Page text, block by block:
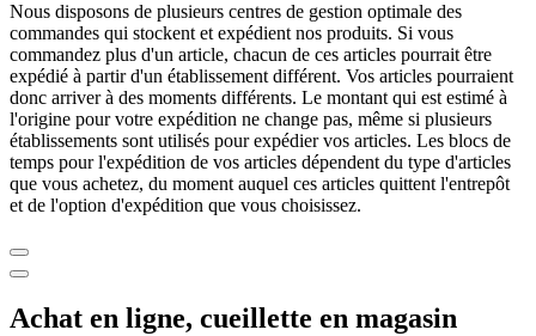
Nous disposons de plusieurs centres de gestion optimale des
commandes qui stockent et expédient nos produits. Si vous
commandez plus d'un article, chacun de ces articles pourrait être
expédié à partir d'un établissement différent. Vos articles pourraient
donc arriver à des moments différents. Le montant qui est estimé à
l'origine pour votre expédition ne change pas, même si plusieurs
établissements sont utilisés pour expédier vos articles. Les blocs de
temps pour l'expédition de vos articles dépendent du type d'articles
que vous achetez, du moment auquel ces articles quittent l'entrepôt
et de l'option d'expédition que vous choisissez.
Achat en ligne, cueillette en magasin